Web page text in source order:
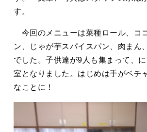
アクセス
お問い合わせ
す。
今回のメニューは菜種ロール、コ
ン、じゃが芋スパイスパン、肉まん
でした。子供達が9人も集まって、
室となりました。はじめは手がベチ
なことに！